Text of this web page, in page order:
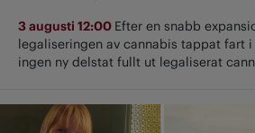
3 augusti 12:00 Efter en snabb
legaliseringen av cannabis tappat fart i
ingen ny delstat fullt ut ­legaliserat